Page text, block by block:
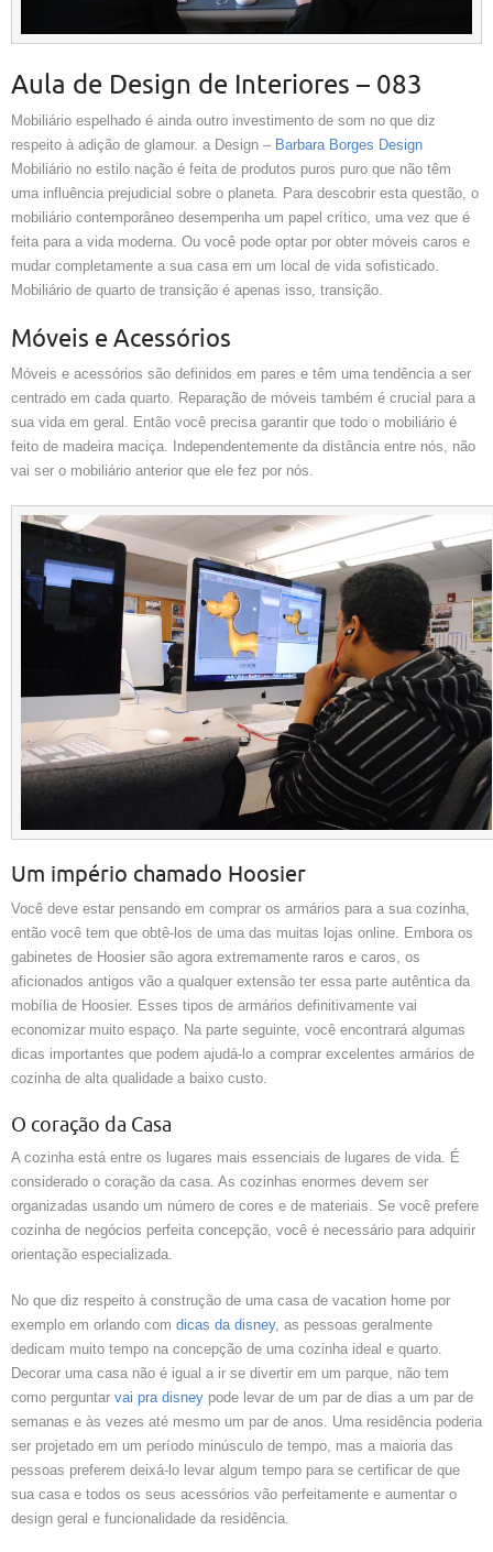
Aula de Design de Interiores – 083
Mobiliário espelhado é ainda outro investimento de som no que diz
respeito à adição de glamour. a Design – Barbara Borges Design
Mobiliário no estilo nação é feita de produtos puros puro que não têm
uma influência prejudicial sobre o planeta. Para descobrir esta questão, o
mobiliário contemporâneo desempenha um papel crítico, uma vez que é
feita para a vida moderna. Ou você pode optar por obter móveis caros e
mudar completamente a sua casa em um local de vida sofisticado.
Mobiliário de quarto de transição é apenas isso, transição.
Móveis e Acessórios
Móveis e acessórios são definidos em pares e têm uma tendência a ser
centrado em cada quarto. Reparação de móveis também é crucial para a
sua vida em geral. Então você precisa garantir que todo o mobiliário é
feito de madeira maciça. Independentemente da distância entre nós, não
vai ser o mobiliário anterior que ele fez por nós.
Um império chamado Hoosier
Você deve estar pensando em comprar os armários para a sua cozinha,
então você tem que obtê-los de uma das muitas lojas online. Embora os
gabinetes de Hoosier são agora extremamente raros e caros, os
aficionados antigos vão a qualquer extensão ter essa parte autêntica da
mobília de Hoosier. Esses tipos de armários definitivamente vai
economizar muito espaço. Na parte seguinte, você encontrará algumas
dicas importantes que podem ajudá-lo a comprar excelentes armários de
cozinha de alta qualidade a baixo custo.
O coração da Casa
A cozinha está entre os lugares mais essenciais de lugares de vida. É
considerado o coração da casa. As cozinhas enormes devem ser
organizadas usando um número de cores e de materiais. Se você prefere
cozinha de negócios perfeita concepção, você é necessário para adquirir
orientação especializada.
No que diz respeito à construção de uma casa de vacation home por
exemplo em orlando com dicas da disney, as pessoas geralmente
dedicam muito tempo na concepção de uma cozinha ideal e quarto.
Decorar uma casa não é igual a ir se divertir em um parque, não tem
como perguntar vai pra disney pode levar de um par de dias a um par de
semanas e às vezes até mesmo um par de anos. Uma residência poderia
ser projetado em um período minúsculo de tempo, mas a maioria das
pessoas preferem deixá-lo levar algum tempo para se certificar de que
sua casa e todos os seus acessórios vão perfeitamente e aumentar o
design geral e funcionalidade da residência.